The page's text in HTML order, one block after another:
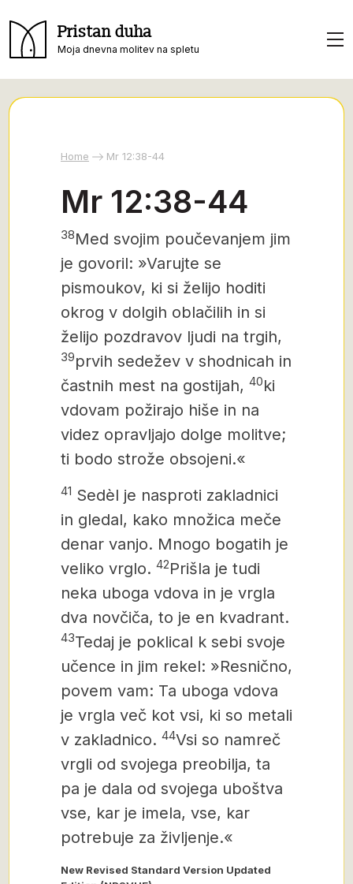
Pristan duha
Moja dnevna molitev na spletu
Home Mr 12:38-44
Mr 12:38-44
38Med svojim poučevanjem jim
je govoril: »Varujte se
pismoukov, ki si želijo hoditi
okrog v dolgih oblačilih in si
želijo pozdravov ljudi na trgih,
39prvih sedežev v shodnicah in
častnih mest na gostijah, 40ki
vdovam požirajo hiše in na
videz opravljajo dolge molitve;
ti bodo strože obsojeni.«
41 Sedèl je nasproti zakladnici
in gledal, kako množica meče
denar vanjo. Mnogo bogatih je
veliko vrglo. 42Prišla je tudi
neka uboga vdova in je vrgla
dva novčiča, to je en kvadrant.
43Tedaj je poklical k sebi svoje
učence in jim rekel: »Resnično,
povem vam: Ta uboga vdova
je vrgla več kot vsi, ki so metali
v zakladnico. 44Vsi so namreč
vrgli od svojega preobilja, ta
pa je dala od svojega uboštva
vse, kar je imela, vse, kar
potrebuje za življenje.«
New Revised Standard Version Updated